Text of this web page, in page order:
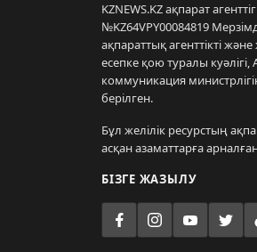
KZNEWS.KZ ақпарат
№KZ64VPY00084819
ақпараттық агенттікті
есепке қою туралы
коммуникация
берілген.
Бұл желілік ресурстың
асқан азаматтарға
БІЗГЕ ЖАЗЫЛУ